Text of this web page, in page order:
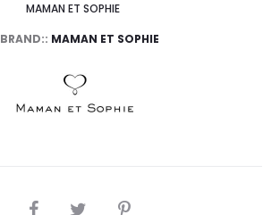
MAMAN ET SOPHIE
BRAND:: MAMAN ET SOPHIE
SHARE